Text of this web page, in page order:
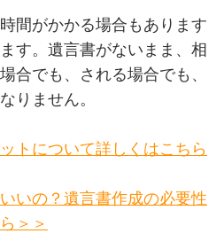
間がかかる場合もあります
す。遺言書がないまま、相
合でも、される場合でも、
りません。
トについて詳しくはこちら
いの？遺言書作成の必要性
＞＞